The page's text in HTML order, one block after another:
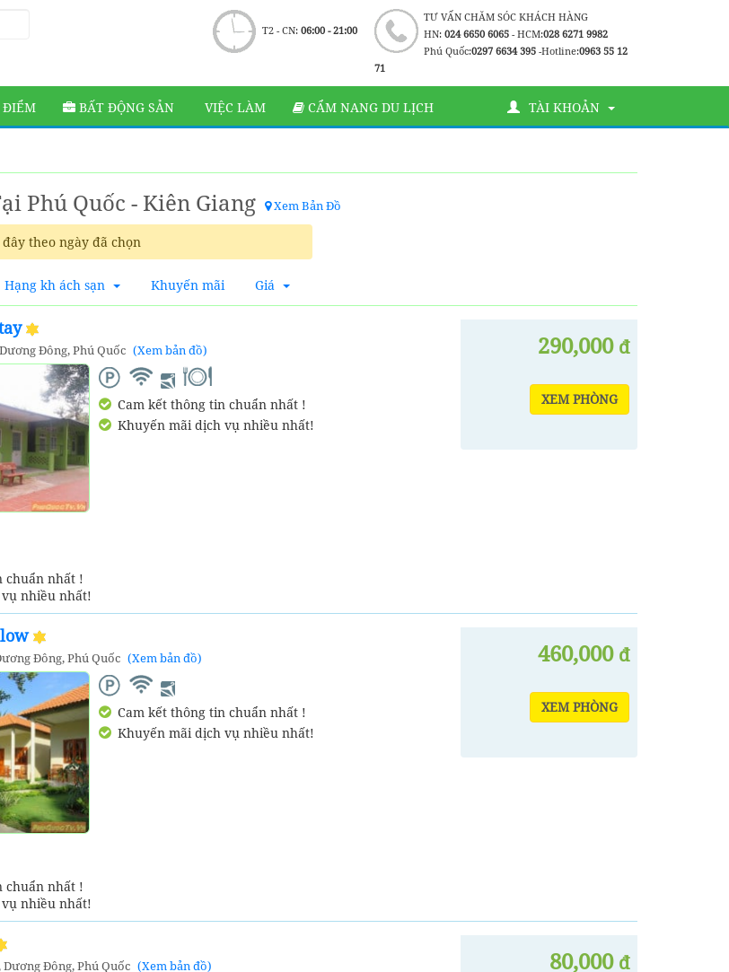
TƯ VẤN CHĂM SÓC KHÁCH HÀNG
HN: 024 6650 6065- HCM:028 6271 9982
Phú Quốc:0297 6634 395 -Hotline:0963 55 12
71
T2 - CN: 06:00 - 21:00
BẤT ĐỘNG SẢN VIỆC LÀM CẨM NANG DU LỊCH TÀI KHOẢN
Phú Quốc - Kiên Giang Xem Bản Đồ
theo ngày đã chọn
Hạng kh ách sạn Khuyến mãi Giá
Đông, Phú Quốc (Xem bản đồ)
Cam kết thông tin chuẩn nhất !
Khuyến mãi dịch vụ nhiều nhất!
290,000 đ
XEM PHÒNG
chuẩn nhất !
nhiều nhất!
Đông, Phú Quốc (Xem bản đồ)
Cam kết thông tin chuẩn nhất !
Khuyến mãi dịch vụ nhiều nhất!
460,000 đ
XEM PHÒNG
chuẩn nhất !
nhiều nhất!
Đông, Phú Quốc (Xem bản đồ) 80,000 đ